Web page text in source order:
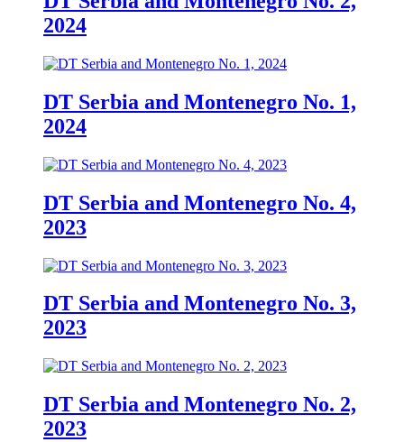
2024
DT Serbia and Montenegro No. 1,
2024
DT Serbia and Montenegro No. 4,
2023
DT Serbia and Montenegro No. 3,
2023
DT Serbia and Montenegro No. 2,
2023